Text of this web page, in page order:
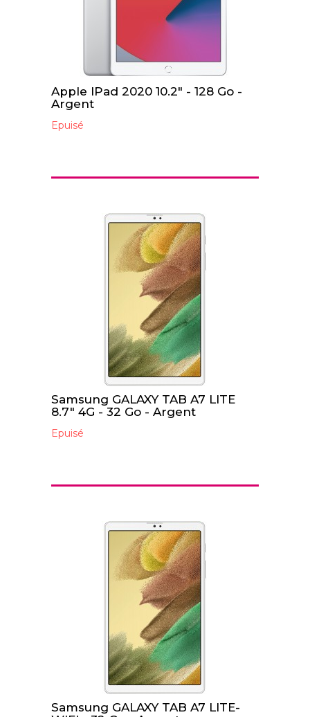
Apple IPad 2020 10.2" - 128 Go -
Argent
Epuisé
Samsung GALAXY TAB A7 LITE
8.7" 4G - 32 Go - Argent
Epuisé
Samsung GALAXY TAB A7 LITE-